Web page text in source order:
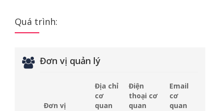
Quá trình:
Đơn vị quản lý
Đơn vị
Địa chỉ
cơ
quan
Điện
thoại cơ
quan
Email
cơ
quan